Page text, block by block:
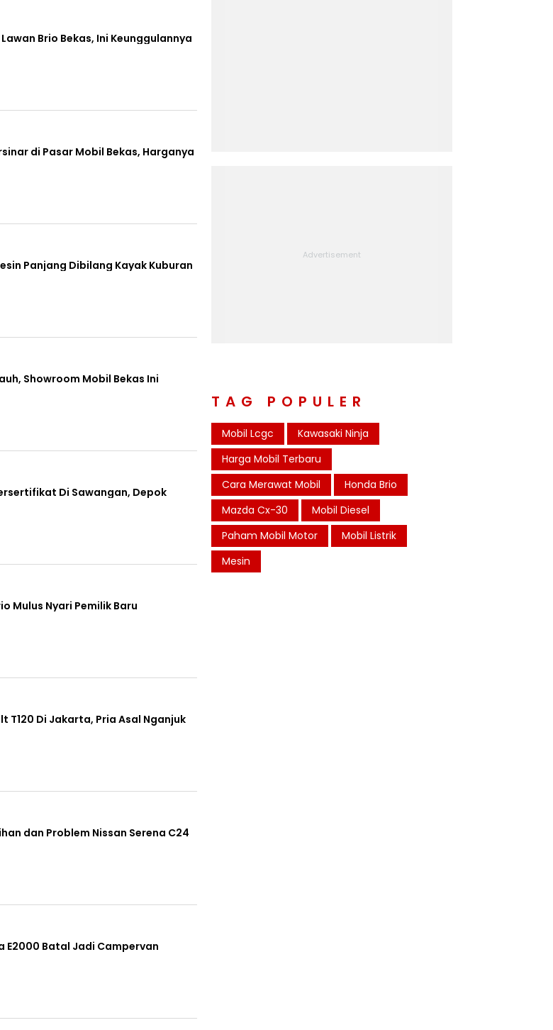
Brio Bekas, Ini Keunggulannya
di Pasar Mobil Bekas, Harganya
Panjang Dibilang Kayak Kuburan
Showroom Mobil Bekas Ini
Di Sawangan, Depok
Mulus Nyari Pemilik Baru
T120 Di Jakarta, Pria Asal Nganjuk
dan Problem Nissan Serena C24
E2000 Batal Jadi Campervan
TAG POPULER
Mobil Lcgc
Kawasaki Ninja
Harga Mobil Terbaru
Cara Merawat Mobil
Honda Brio
Mazda Cx-30
Mobil Diesel
Paham Mobil Motor
Mobil Listrik
Mesin